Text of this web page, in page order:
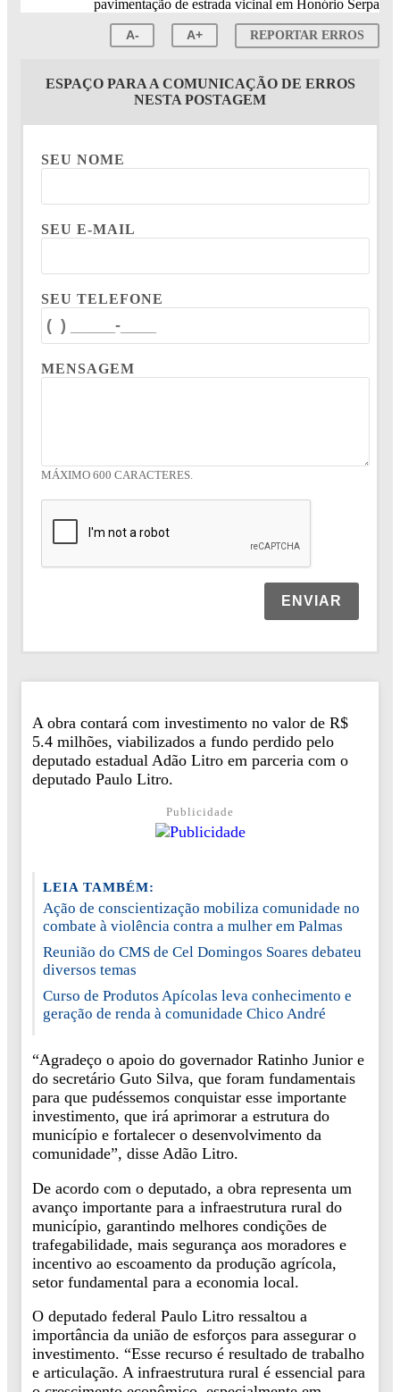
A- A+ REPORTAR ERROS
ESPAÇO PARA A COMUNICAÇÃO DE ERROS
NESTA POSTAGEM
SEU NOME
SEU E-MAIL
SEU TELEFONE
MENSAGEM
MÁXIMO 600 CARACTERES.
ENVIAR
A obra contará com investimento no valor de R$
5.4 milhões, viabilizados a fundo perdido pelo
deputado estadual Adão Litro em parceria com o
deputado Paulo Litro.
Publicidade
LEIA TAMBÉM:
Ação de conscientização mobiliza comunidade no
combate à violência contra a mulher em Palmas
Reunião do CMS de Cel Domingos Soares debateu
diversos temas
Curso de Produtos Apícolas leva conhecimento e
geração de renda à comunidade Chico André
“Agradeço o apoio do governador Ratinho Junior e
do secretário Guto Silva, que foram fundamentais
para que pudéssemos conquistar esse importante
investimento, que irá aprimorar a estrutura do
município e fortalecer o desenvolvimento da
comunidade”, disse Adão Litro.
De acordo com o deputado, a obra representa um
avanço importante para a infraestrutura rural do
município, garantindo melhores condições de
trafegabilidade, mais segurança aos moradores e
incentivo ao escoamento da produção agrícola,
setor fundamental para a economia local.
O deputado federal Paulo Litro ressaltou a
importância da união de esforços para assegurar o
investimento. “Esse recurso é resultado de trabalho
e articulação. A infraestrutura rural é essencial para